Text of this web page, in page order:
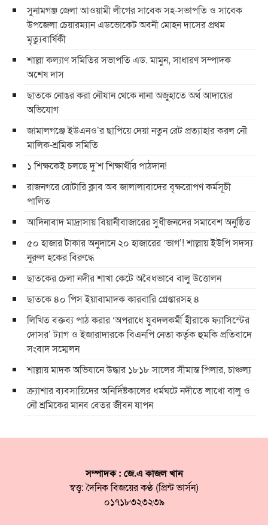
সুনামগঞ্জ জেলা আওয়ামী লীগের সাবেক সহ-সভাপতি ও সাবেক
উপজেলা চেয়ারম্যান এডভোকেট অবনী মোহন দাসের প্রথম
মৃত্যুবার্ষিকী
শাল্লা কল্যাণ সমিতির সভাপতি এড. মামুন, সাধারণ সম্পাদক
অশেষ দাস
ছাতকে নোঙর করা নৌযান থেকে নানা অজুহাতে অর্থ আদায়ের
অভিযোগ
জামালগঞ্জে ইউএনও’র ছাপিয়ে দেয়া নতুন রেট প্রত্যাহার করল নৌ
মালিক-শ্রমিক সমিতি
১ শিক্ষকেই চলছে দু’শ শিক্ষার্থীর পাঠদান!
রাজনগরে রোটারি ক্লাব অব জালালাবাদের বৃক্ষরোপণ কর্মসূচী
পালিত
আদিনাবাদ মাদ্রাসায় বিয়ানীবাজারের সুধীজনদের সমাবেশ অনুষ্ঠিত
৫০ হাজার টাকার অনুদানে ২০ হাজারের ‘ভাগ’! শাল্লায় ইউপি সদস্য
নুরুল হকের বিরুদ্ধে
ছাতকের চেলা নদীর শাখা কেটে অবৈধভাবে বালু উত্তোলন
ছাতকে ৪০ পিস ইয়াবামাদক কারবারি গ্রেপ্তারসহ ৪
লিখিত বক্তব্য পাঠ করার ‘অপরাধে যুবদলকর্মী হীরাকে ফ্যাসিস্টের
দোসর’ ট্যাগ ও ইজারাদারকে বিএনপি নেতা কর্তৃক হুমকি প্রতিবাদে
সংবাদ সম্মেলন
শাল্লায় মাদক অভিযানে উদ্ধার ১৮১৮ সালের সীমান্ত পিলার, চাঞ্চল্য
ক্র্যাশার ব্যবসায়িদের অনির্দিষ্টকালের ধর্মঘটে নদীতে লাখো বালু ও
নৌ শ্রমিকের মানব বেতর জীবন যাপন
সম্পাদক : জে.এ কাজল খান
স্বত্ত্ব: দৈনিক বিজয়ের কণ্ঠ (প্রিন্ট ভার্সন)
০১৭১৮৩২৩২৩৯